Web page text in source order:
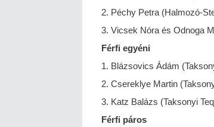
2. Péchy Petra (Halmozó-
3. Vicsek Nóra és Odnoga
Férfi egyéni
1. Blázsovics Ádám
2. Csereklye Martin
3. Katz Balázs (Taksonyi
Férfi páros